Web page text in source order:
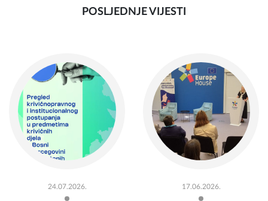
POSLJEDNJE VIJESTI
24.07.2026. 17.06.2026.